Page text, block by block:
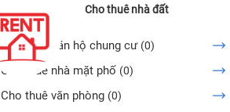
Cho thuê nhà đất
Cho thuê căn hộ chung cư (0)
Cho thuê nhà mặt phố (0)
Cho thuê văn phòng (0)